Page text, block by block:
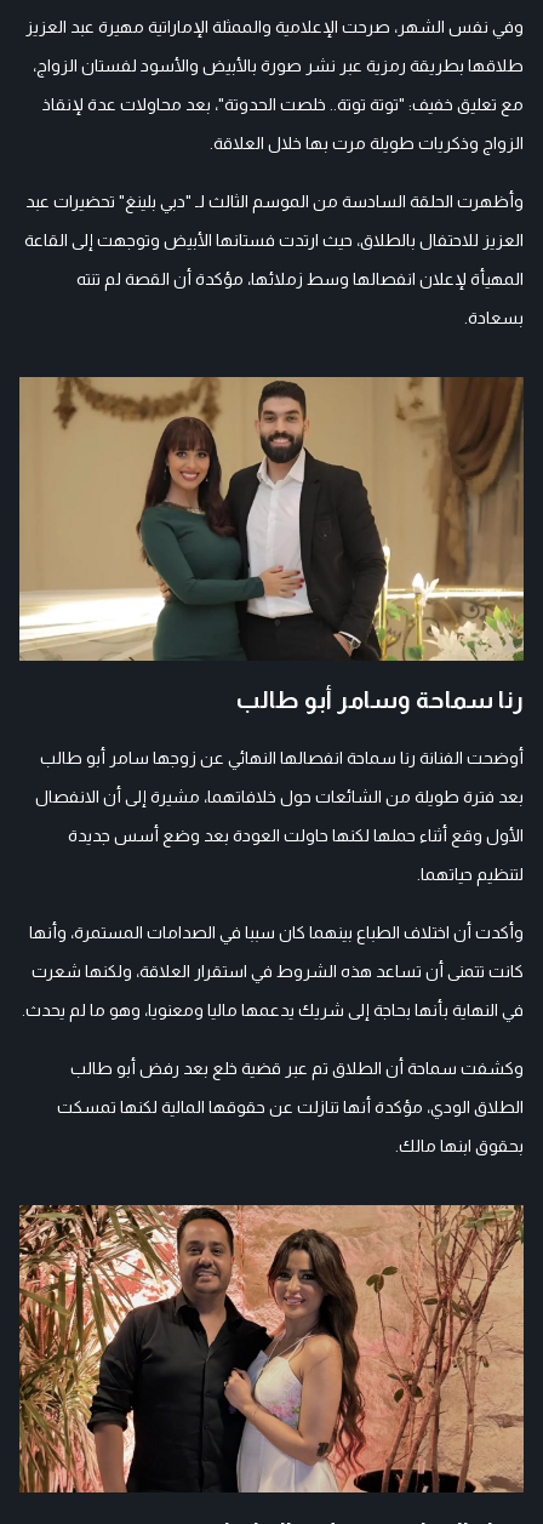
وفي نفس الشهر، صرحت الإعلامية والممثلة الإماراتية مهيرة عبد العزيز
طلاقها بطريقة رمزية عبر نشر صورة بالأبيض والأسود لفستان الزواج،
مع تعليق خفيف: "توتة توتة.. خلصت الحدوتة"، بعد محاولات عدة لإنقاذ
الزواج وذكريات طويلة مرت بها خلال العلاقة.
وأظهرت الحلقة السادسة من الموسم الثالث لـ "دبي بلينغ" تحضيرات عبد
العزيز للاحتفال بالطلاق، حيث ارتدت فستانها الأبيض وتوجهت إلى القاعة
المهيأة لإعلان انفصالها وسط زملائها، مؤكدة أن القصة لم تنته
بسعادة.
رنا سماحة وسامر أبو طالب
أوضحت الفنانة رنا سماحة انفصالها النهائي عن زوجها سامر أبو طالب
بعد فترة طويلة من الشائعات حول خلافاتهما، مشيرة إلى أن الانفصال
الأول وقع أثناء حملها لكنها حاولت العودة بعد وضع أسس جديدة
لتنظيم حياتهما.
وأكدت أن اختلاف الطباع بينهما كان سببا في الصدامات المستمرة، وأنها
كانت تتمنى أن تساعد هذه الشروط في استقرار العلاقة، ولكنها شعرت
في النهاية بأنها بحاجة إلى شريك يدعمها ماليا ومعنويا، وهو ما لم يحدث.
وكشفت سماحة أن الطلاق تم عبر قضية خلع بعد رفض أبو طالب
الطلاق الودي، مؤكدة أنها تنازلت عن حقوقها المالية لكنها تمسكت
بحقوق ابنها مالك.